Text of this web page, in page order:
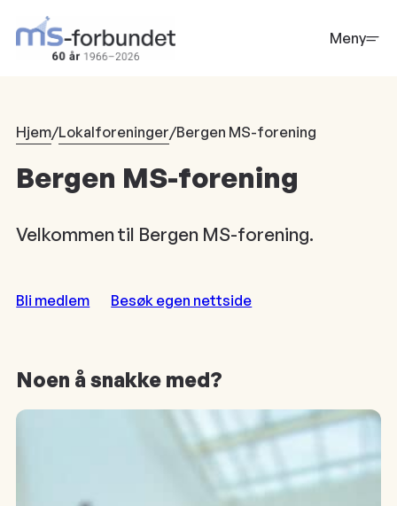
hovedinnhold
Meny
Hjem/Lokalforeninger/Bergen MS-forening
Bergen MS-forening
Velkommen til Bergen MS-forening.
Bli medlem Besøk egen nettside
Noen å snakke med?